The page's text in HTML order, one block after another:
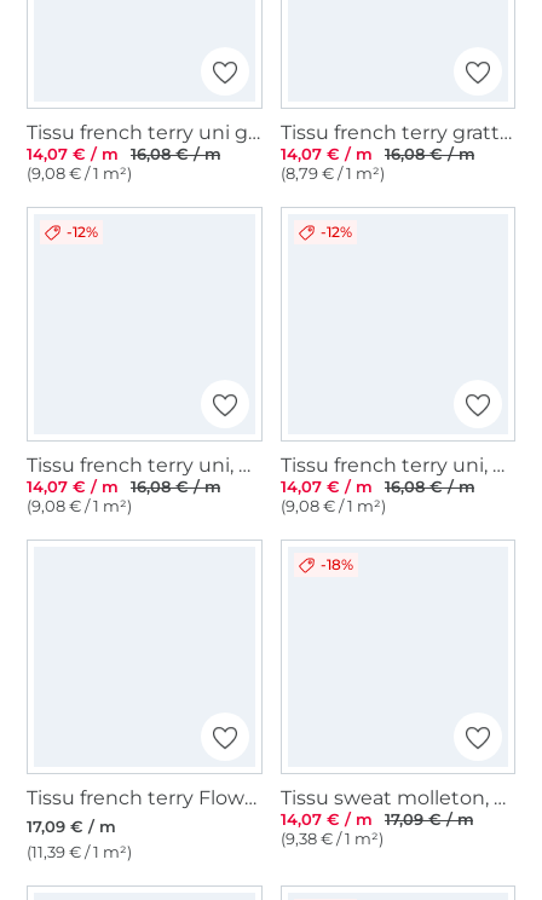
Tissu french terry uni gratté, noir
14,07 € / m
16,08 € / m
(9,08 € / 1 m²)
Tissu french terry gratté uni, beige
14,07 € / m
16,08 € / m
(8,79 € / 1 m²)
-12%
Tissu french terry uni, bleu foncé
14,07 € / m
16,08 € / m
(9,08 € / 1 m²)
-12%
Tissu french terry uni, denim bleu
14,07 € / m
16,08 € / m
(9,08 € / 1 m²)
Tissu french terry Flower Paradise, bleu marine
17,09 € / m
(11,39 € / 1 m²)
-18%
Tissu sweat molleton, bleu pétrole
14,07 € / m
17,09 € / m
(9,38 € / 1 m²)